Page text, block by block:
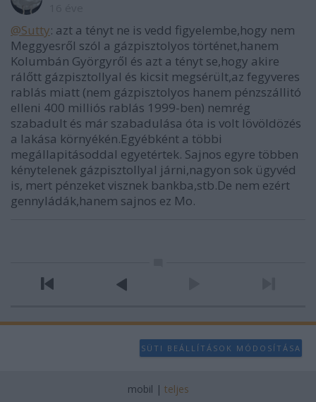
@Sutty: azt a tényt ne is vedd figyelembe,hogy nem
Meggyesről szól a gázpisztolyos történet,hanem
Kolumbán Györgyről és azt a tényt se,hogy akire
rálőtt gázpisztollyal és kicsit megsérült,az fegyveres
rablás miatt (nem gázpisztolyos hanem pénzszállitó
elleni 400 milliós rablás 1999-ben) nemrég
szabadult és már szabadulása óta is volt lövöldözés
a lakása környékén.Egyébként a többi
megállapitásoddal egyetértek. Sajnos egyre többen
kénytelenek gázpisztollyal járni,nagyon sok ügyvéd
is, mert pénzeket visznek bankba,stb.De nem ezért
gennyládák,hanem sajnos ez Mo.
SÜTI BEÁLLÍTÁSOK MÓDOSÍTÁSA
mobil | teljes